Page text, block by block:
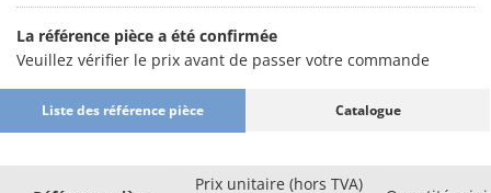
La référence pièce a été confirmée
Veuillez vérifier le prix avant de passer votre commande
Liste des référence pièce Catalogue
Prix unitaire (hors TVA)